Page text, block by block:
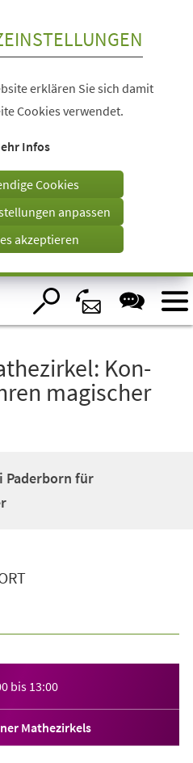
erklären Sie sich damit
Cookies verwendet.
Infos
Cookies
anpassen
akzeptieren
Kon­
ma­gi­scher
Paderborn für
bis 13:00
Mathezirkels